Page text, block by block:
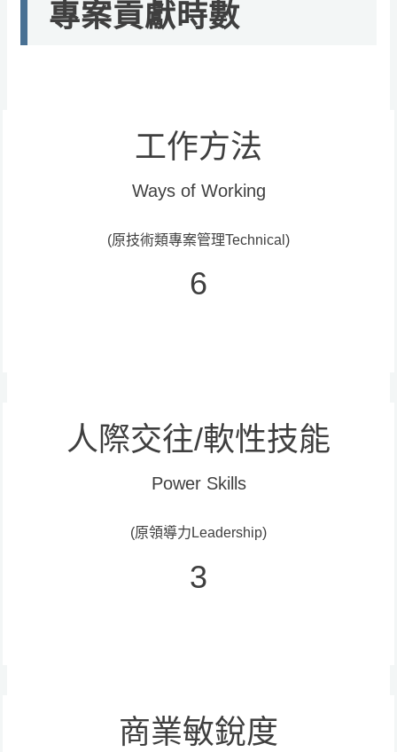
專案貢獻時數
工作方法
Ways of Working
(原技術類專案管理Technical)
6
人際交往/軟性技能
Power Skills
(原領導力Leadership)
3
商業敏銳度